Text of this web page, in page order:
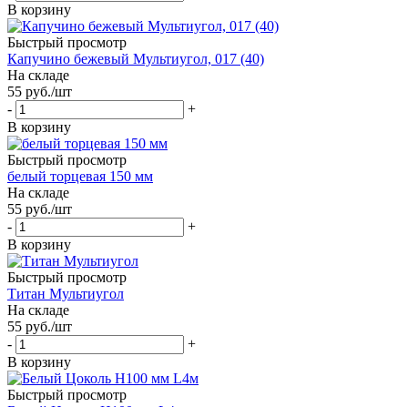
В корзину
Быстрый просмотр
Капучино бежевый Мультиугол, 017 (40)
На складе
55 руб./шт
-
+
В корзину
Быстрый просмотр
белый торцевая 150 мм
На складе
55 руб./шт
-
+
В корзину
Быстрый просмотр
Титан Мультиугол
На складе
55 руб./шт
-
+
В корзину
Быстрый просмотр